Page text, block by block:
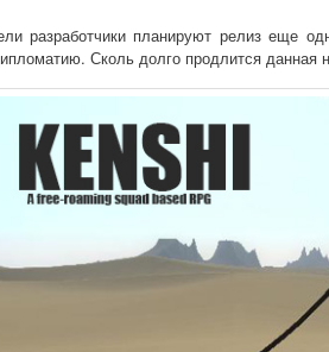
разработчики планируют релиз еще
Сколь долго продлится данная